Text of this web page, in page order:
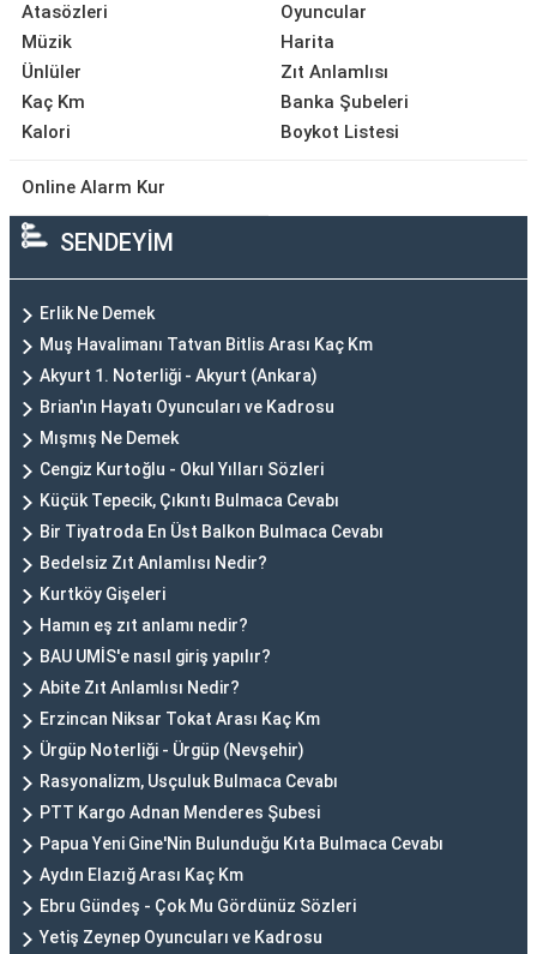
Atasözleri
Müzik
Ünlüler
Kaç Km
Kalori
Oyuncular
Harita
Zıt Anlamlısı
Banka Şubeleri
Boykot Listesi
Online Alarm Kur
SENDEYİM
Erlik Ne Demek
Muş Havalimanı Tatvan Bitlis Arası Kaç Km
Akyurt 1. Noterliği - Akyurt (Ankara)
Brian'ın Hayatı Oyuncuları ve Kadrosu
Mışmış Ne Demek
Cengiz Kurtoğlu - Okul Yılları Sözleri
Küçük Tepecik, Çıkıntı Bulmaca Cevabı
Bir Tiyatroda En Üst Balkon Bulmaca Cevabı
Bedelsiz Zıt Anlamlısı Nedir?
Kurtköy Gişeleri
Hamın eş zıt anlamı nedir?
BAU UMİS'e nasıl giriş yapılır?
Abite Zıt Anlamlısı Nedir?
Erzincan Niksar Tokat Arası Kaç Km
Ürgüp Noterliği - Ürgüp (Nevşehir)
Rasyonalizm, Usçuluk Bulmaca Cevabı
PTT Kargo Adnan Menderes Şubesi
Papua Yeni Gine'Nin Bulunduğu Kıta Bulmaca Cevabı
Aydın Elazığ Arası Kaç Km
Ebru Gündeş - Çok Mu Gördünüz Sözleri
Yetiş Zeynep Oyuncuları ve Kadrosu